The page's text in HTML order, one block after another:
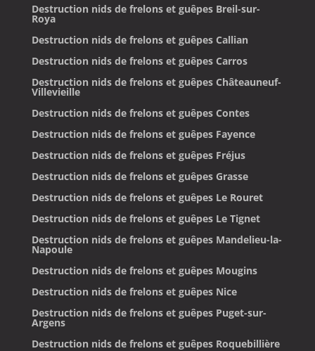
Destruction nids de frelons et guêpes Breil-sur-
Roya
Destruction nids de frelons et guêpes Callian
Destruction nids de frelons et guêpes Carros
Destruction nids de frelons et guêpes Châteauneuf-
Villevieille
Destruction nids de frelons et guêpes Contes
Destruction nids de frelons et guêpes Fayence
Destruction nids de frelons et guêpes Fréjus
Destruction nids de frelons et guêpes Grasse
Destruction nids de frelons et guêpes Le Rouret
Destruction nids de frelons et guêpes Le Tignet
Destruction nids de frelons et guêpes Mandelieu-la-
Napoule
Destruction nids de frelons et guêpes Mougins
Destruction nids de frelons et guêpes Nice
Destruction nids de frelons et guêpes Puget-sur-
Argens
Destruction nids de frelons et guêpes Roquebillière